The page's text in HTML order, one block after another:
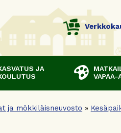
JA
VAPAA-
ja mökkiläisneuvosto »